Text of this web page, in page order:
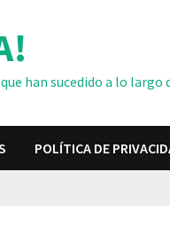
han sucedido a lo
POLÍTICA DE